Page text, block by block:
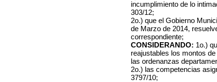
incumplimiento de lo
303/12;
2o.) que el Gobierno
de Marzo de 2014,
correspondiente;
CONSIDERANDO: 1o.)
reajustables los montos
las ordenanzas
2o.) las competencias
3797/10;